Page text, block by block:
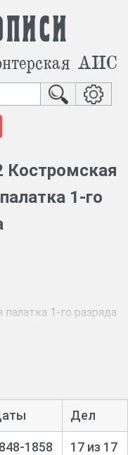
АИС
1-го
1-го разряда
финансов,
золотых и
Дел
1858 17 из 17